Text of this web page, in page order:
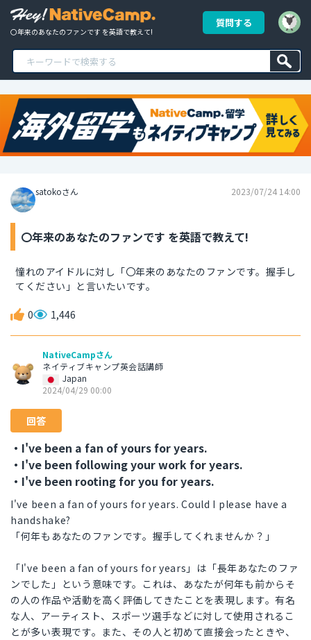
〇年来のあなたのファンです を英語で教えて!
質問する
satokoさん 2023/07/24 14:00
〇年来のあなたのファンです を英語で教えて!
憧れのアイドルに対し「〇年来のあなたのファンです。握手し
てください」と言いたいです。
0 1,446
NativeCampさん
ネイティブキャンプ英会話講師
Japan
2024/04/29 00:00
回答
・I've been a fan of yours for years.
・I've been following your work for years.
・I've been rooting for you for years.
I've been a fan of yours for years. Could I please have a
handshake?
「何年もあなたのファンです。握手してくれませんか？」
「I've been a fan of yours for years」は「長年あなたのファ
ンでした」という意味です。これは、あなたが何年も前からそ
の人の作品や活動を高く評価してきたことを表現します。有名
な人、アーティスト、スポーツ選手などに対して使用されるこ
とが多い表現です。また、その人と初めて直接会ったときや、